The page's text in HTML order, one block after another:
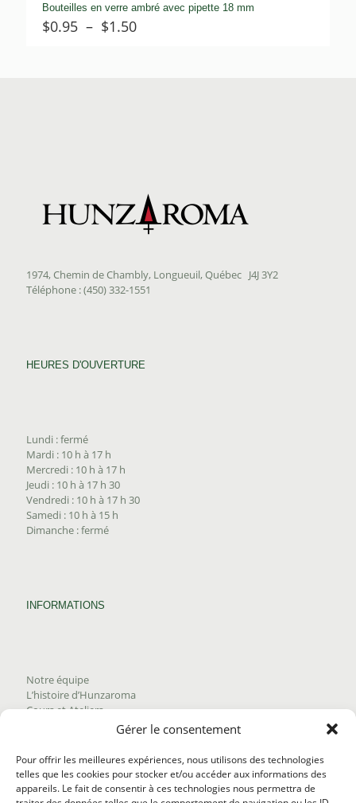
Gérer le consentement
Pour offrir les meilleures expériences, nous utilisons des technologies
telles que les cookies pour stocker et/ou accéder aux informations des
appareils. Le fait de consentir à ces technologies nous permettra de
Bouteilles en verre ambré avec pipette 18 mm
$0.95 – $1.50Plage
1974, Chemin de Chambly, Longueuil, Québec J4J 3Y2
Téléphone : (450) 332-1551
HEURES D'OUVERTURE
Lundi : fermé
Mardi : 10 h à 17 h
Mercredi : 10 h à 17 h
Jeudi : 10 h à 17 h 30
Vendredi : 10 h à 17 h 30
Samedi : 10 h à 15 h
Dimanche : fermé
INFORMATIONS
Notre équipe
L’histoire d’Hunzaroma
Cours et Ateliers
Trouver nos produits
Politique de frais d'envoi
Termes et conditions